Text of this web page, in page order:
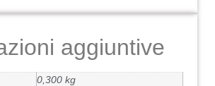
aggiuntive
0,300 kg